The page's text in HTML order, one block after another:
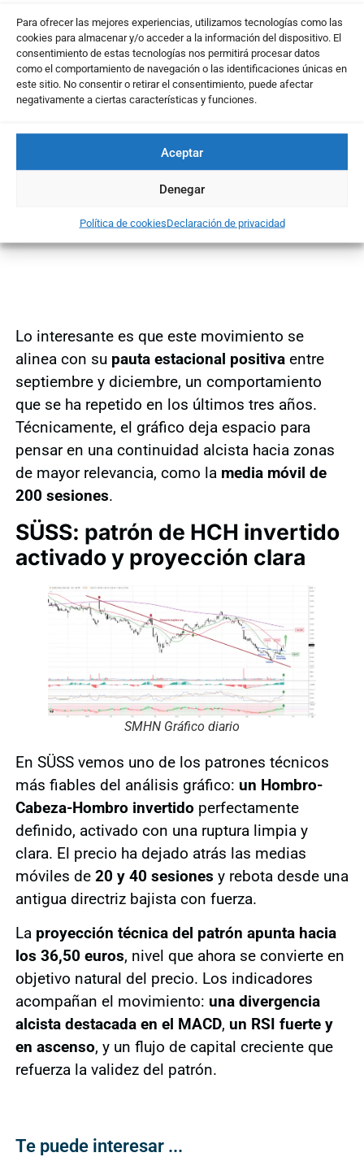
Para ofrecer las mejores experiencias, utilizamos tecnologías como las
cookies para almacenar y/o acceder a la información del dispositivo. El
consentimiento de estas tecnologías nos permitirá procesar datos
como el comportamiento de navegación o las identificaciones únicas en
este sitio. No consentir o retirar el consentimiento, puede afectar
negativamente a ciertas características y funciones.
Aceptar
Denegar
Política de cookiesDeclaración de privacidad
Lo interesante es que este movimiento se
alinea con su pauta estacional positivaentre
septiembre y diciembre, un comportamiento
que se ha repetido en los últimos tres años.
Técnicamente, el gráfico deja espacio para
pensar en una continuidad alcista hacia zonas
de mayor relevancia, como la media móvil de
200 sesiones.
SÜSS: patrón de HCH invertido
activado y proyección clara
SMHN Gráfico diario
En SÜSS vemos uno de los patrones técnicos
más fiables del análisis gráfico: un Hombro-
Cabeza-Hombro invertido perfectamente
definido, activado con una ruptura limpia y
clara. El precio ha dejado atrás las medias
móviles de 20 y 40 sesiones y rebota desde una
antigua directriz bajista con fuerza.
La proyección técnica del patrón apunta hacia
los 36,50 euros, nivel que ahora se convierte en
objetivo natural del precio. Los indicadores
acompañan el movimiento: una divergencia
alcista destacada en el MACD, un RSI fuerte y
en ascenso, y un flujo de capital creciente que
refuerza la validez del patrón.
Te puede interesar ...